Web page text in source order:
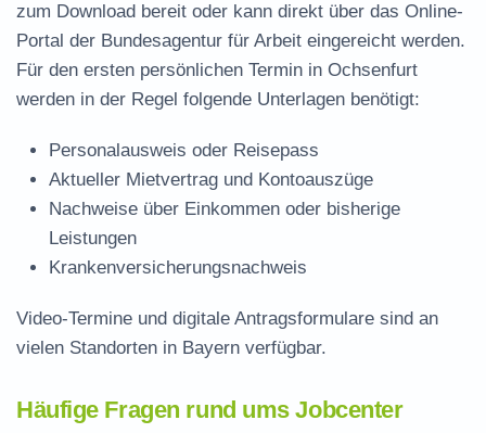
zum Download bereit oder kann direkt über das Online-
Portal der Bundesagentur für Arbeit eingereicht werden.
Für den ersten persönlichen Termin in Ochsenfurt
werden in der Regel folgende Unterlagen benötigt:
Personalausweis oder Reisepass
Aktueller Mietvertrag und Kontoauszüge
Nachweise über Einkommen oder bisherige
Leistungen
Krankenversicherungsnachweis
Video-Termine und digitale Antragsformulare sind an
vielen Standorten in Bayern verfügbar.
Häufige Fragen rund ums Jobcenter